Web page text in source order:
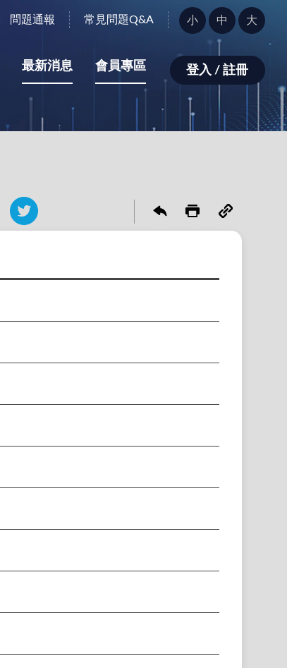
問題通報 常見問題Q&A
字
型
小：
小 中 大
最新消息 會員專區 登入 / 註冊